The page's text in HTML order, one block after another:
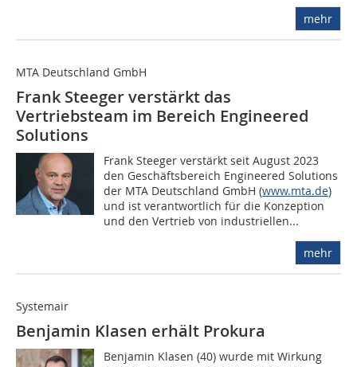
mehr
MTA Deutschland GmbH
Frank Steeger verstärkt das
Vertriebsteam im Bereich Engineered
Solutions
Frank Steeger verstärkt seit August 2023
den Geschäftsbereich Engineered Solutions
der MTA Deutschland GmbH (www.mta.de)
und ist verantwortlich für die Konzeption
und den Vertrieb von industriellen...
mehr
Systemair
Benjamin Klasen erhält Prokura
Benjamin Klasen (40) wurde mit Wirkung